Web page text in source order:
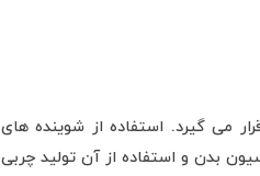
می گیرد. استفاده از شوینده های
بدن و استفاده از آن تولید چربی